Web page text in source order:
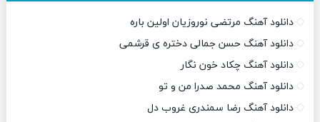
دانلود آهنگ مرتضی نوروزیان اولین باره
دانلود آهنگ حسن جمالی دختره ی قرشمی
دانلود آهنگ چکاد خون نگار
دانلود آهنگ محمد صدرا من و تو
دانلود آهنگ رضا سمندری غروب دل